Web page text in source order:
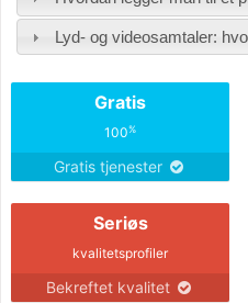
Lyd- og videosamtaler:
Gratis
100%
Gratis tjenester
Seriøs
kvalitetsprofiler
Bekreftet kvalitet